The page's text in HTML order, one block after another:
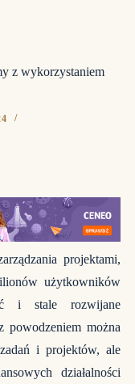
z wykorzystaniem
projektami,
użytkowników
i stale rozwijane
powodzeniem można
i projektów, ale
działalności